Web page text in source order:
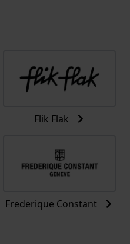
Flik Flak
Frederique Constant